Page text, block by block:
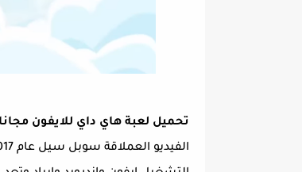
تحميل لعبة هاي داي للايفون مجانا